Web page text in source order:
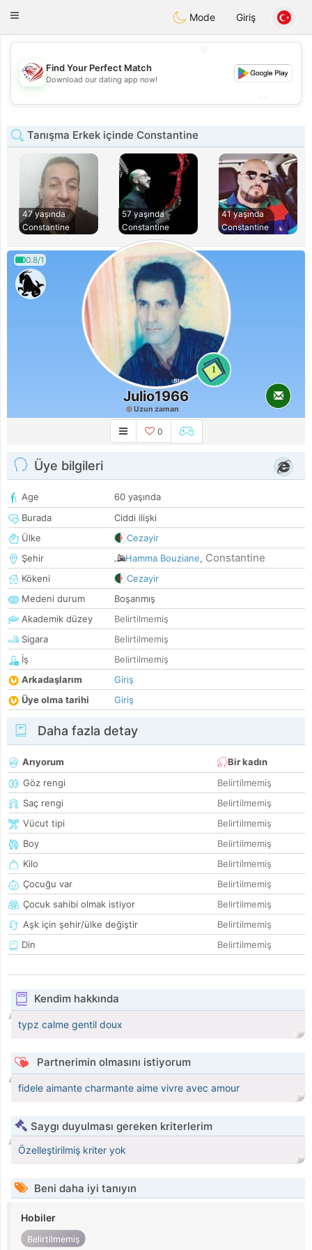
Dating
Toggle
Mode Giriş
💖
💕
Find Your Perfect Match
Download our dating app now!
Tanışma Erkek içinde Constantine
47 yaşında
Constantine
57 yaşında
Constantine
41 yaşında
Constantine
0.8/1
1
Julio1966
Uzun zaman
0
Üye bilgileri
Age
60 yaşında
Burada
Ciddi ilişki
Ülke
Cezayir
Şehir
Hamma Bouziane, Constantine
Kökeni
Cezayir
Medeni durum
Boşanmış
Akademik düzey
Belirtilmemiş
Sigara
Belirtilmemiş
İş
Belirtilmemiş
Arkadaşlarım
Giriş
Üye olma tarihi
Giriş
Daha fazla detay
Arıyorum
Bir kadın
Göz rengi
Belirtilmemiş
Saç rengi
Belirtilmemiş
Vücut tipi
Belirtilmemiş
Boy
Belirtilmemiş
Kilo
Belirtilmemiş
Çocuğu var
Belirtilmemiş
Çocuk sahibi olmak istiyor
Belirtilmemiş
Aşk için şehir/ülke değiştir
Belirtilmemiş
Din
Belirtilmemiş
Kendim hakkında
typz calme gentil doux
Partnerimin olmasını istiyorum
fidele aimante charmante aime vivre avec amour
Saygı duyulması gereken kriterlerim
Özelleştirilmiş kriter yok
Beni daha iyi tanıyın
Hobiler
Belirtilmemiş